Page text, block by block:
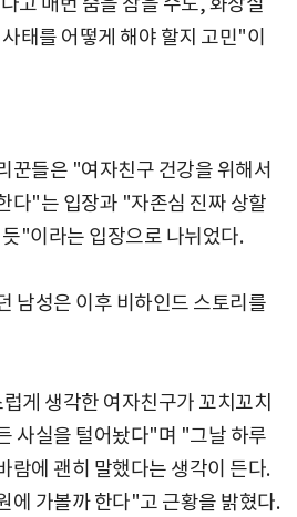
태를 어떻게 해야 할지 고민"이
꾼들은 "여자친구 건강을 위해서
다"는 입장과 "자존심 진짜 상할
"이라는 입장으로 나뉘었다.
남성은 이후 비하인드 스토리를
게 생각한 여자친구가 꼬치꼬치
사실을 털어놨다"며 "그날 하루
람에 괜히 말했다는 생각이 든다.
에 가볼까 한다"고 근황을 밝혔다.